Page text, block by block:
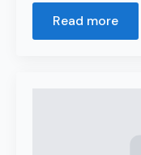
Read more